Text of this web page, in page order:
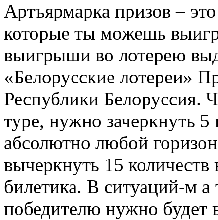
Артъярмарка призов –
которые ты можешь
выигрыши во лотерею
«Белорусские лотереи»
Республики Белоруссия.
туре, нужно зачеркнуть 5
абсолютно любой
вычеркнуть 15
билетика. В ситуаций-м а
победителю нужно будет